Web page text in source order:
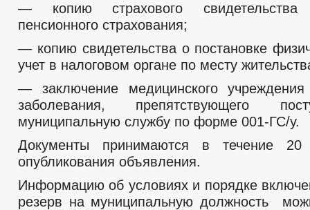
— копию страхового свидетельства
пенсионного страхования;
— копию свидетельства о постановке
учет в налоговом органе по месту
— заключение медицинского учреждения
заболевания, препятствующего
муниципальную службу по форме 001-ГС/у.
Документы принимаются в течение
опубликования объявления.
Информацию об условиях и порядке
резерв на муниципальную должность